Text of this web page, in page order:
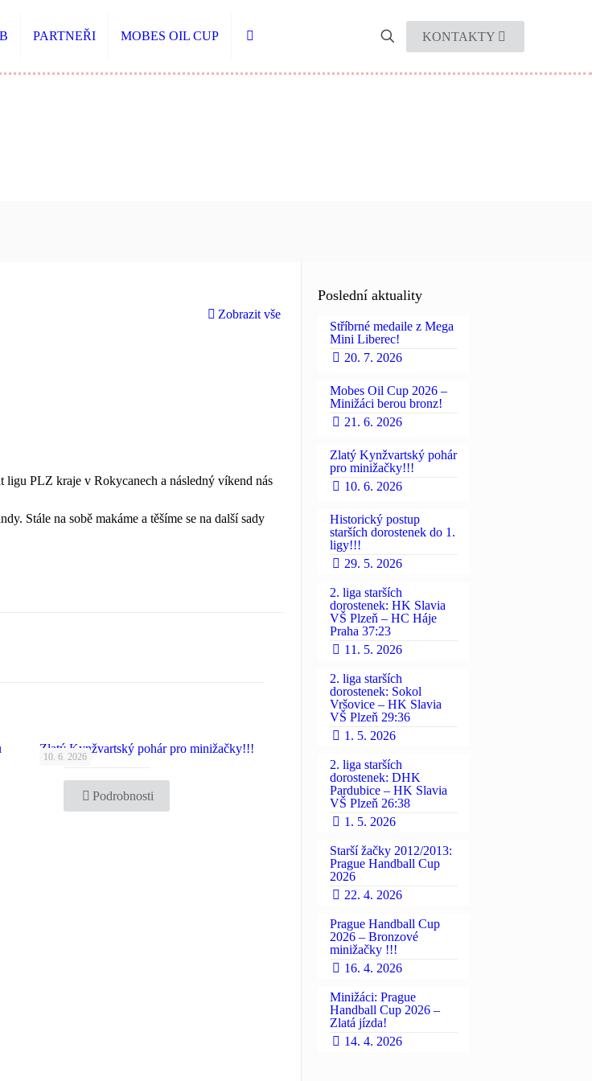
PARTNEŘI MOBES OIL CUP KONTAKTY
Zobrazit vše
PLZ kraje v Rokycanech a následný víkend nás
Stále na sobě makáme a těšíme se na další sady
10. 6. 2026
Zlatý Kynžvartský pohár pro minižačky!!!
Podrobnosti
Poslední aktuality
Stříbrné medaile z Mega
Mini Liberec!
20. 7. 2026
Mobes Oil Cup 2026 –
Minižáci berou bronz!
21. 6. 2026
Zlatý Kynžvartský pohár
pro minižačky!!!
10. 6. 2026
Historický postup
starších dorostenek do 1.
ligy!!!
29. 5. 2026
2. liga starších
dorostenek: HK Slavia
VŠ Plzeň – HC Háje
Praha 37:23
11. 5. 2026
2. liga starších
dorostenek: Sokol
Vršovice – HK Slavia
VŠ Plzeň 29:36
1. 5. 2026
2. liga starších
dorostenek: DHK
Pardubice – HK Slavia
VŠ Plzeň 26:38
1. 5. 2026
Starší žačky 2012/2013:
Prague Handball Cup
2026
22. 4. 2026
Prague Handball Cup
2026 – Bronzové
minižačky !!!
16. 4. 2026
Minižáci: Prague
Handball Cup 2026 –
Zlatá jízda!
14. 4. 2026